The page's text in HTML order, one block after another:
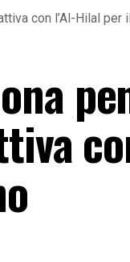
con l’Al-Hilal per